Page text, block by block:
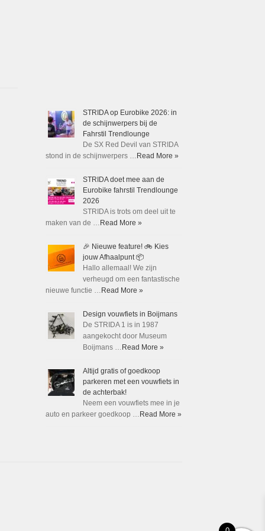
STRIDA op Eurobike 2026: in
de schijnwerpers bij de
Fahrstil Trendlounge
De SX Red Devil van STRIDA
stond in de schijnwerpers … Read More »
STRIDA doet mee aan de
Eurobike fahrstil Trendlounge
2026
STRIDA is trots om deel uit te
maken van de … Read More »
🎉 Nieuwe feature! 🚲 Kies
jouw Afhaalpunt 📦
Hallo allemaal! We zijn
verheugd om een fantastische
nieuwe functie … Read More »
Design vouwfiets in Boijmans
De STRIDA 1 is in 1987
aangekocht door Museum
Boijmans … Read More »
Altijd gratis of goedkoop
parkeren met een vouwfiets in
de achterbak!
Neem een vouwfiets mee in je
auto en parkeer goedkoop … Read More »